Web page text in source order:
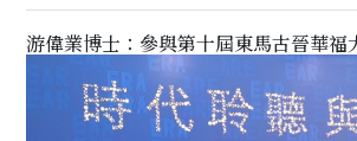
游偉業博士：參與第十屆東馬古晉華福